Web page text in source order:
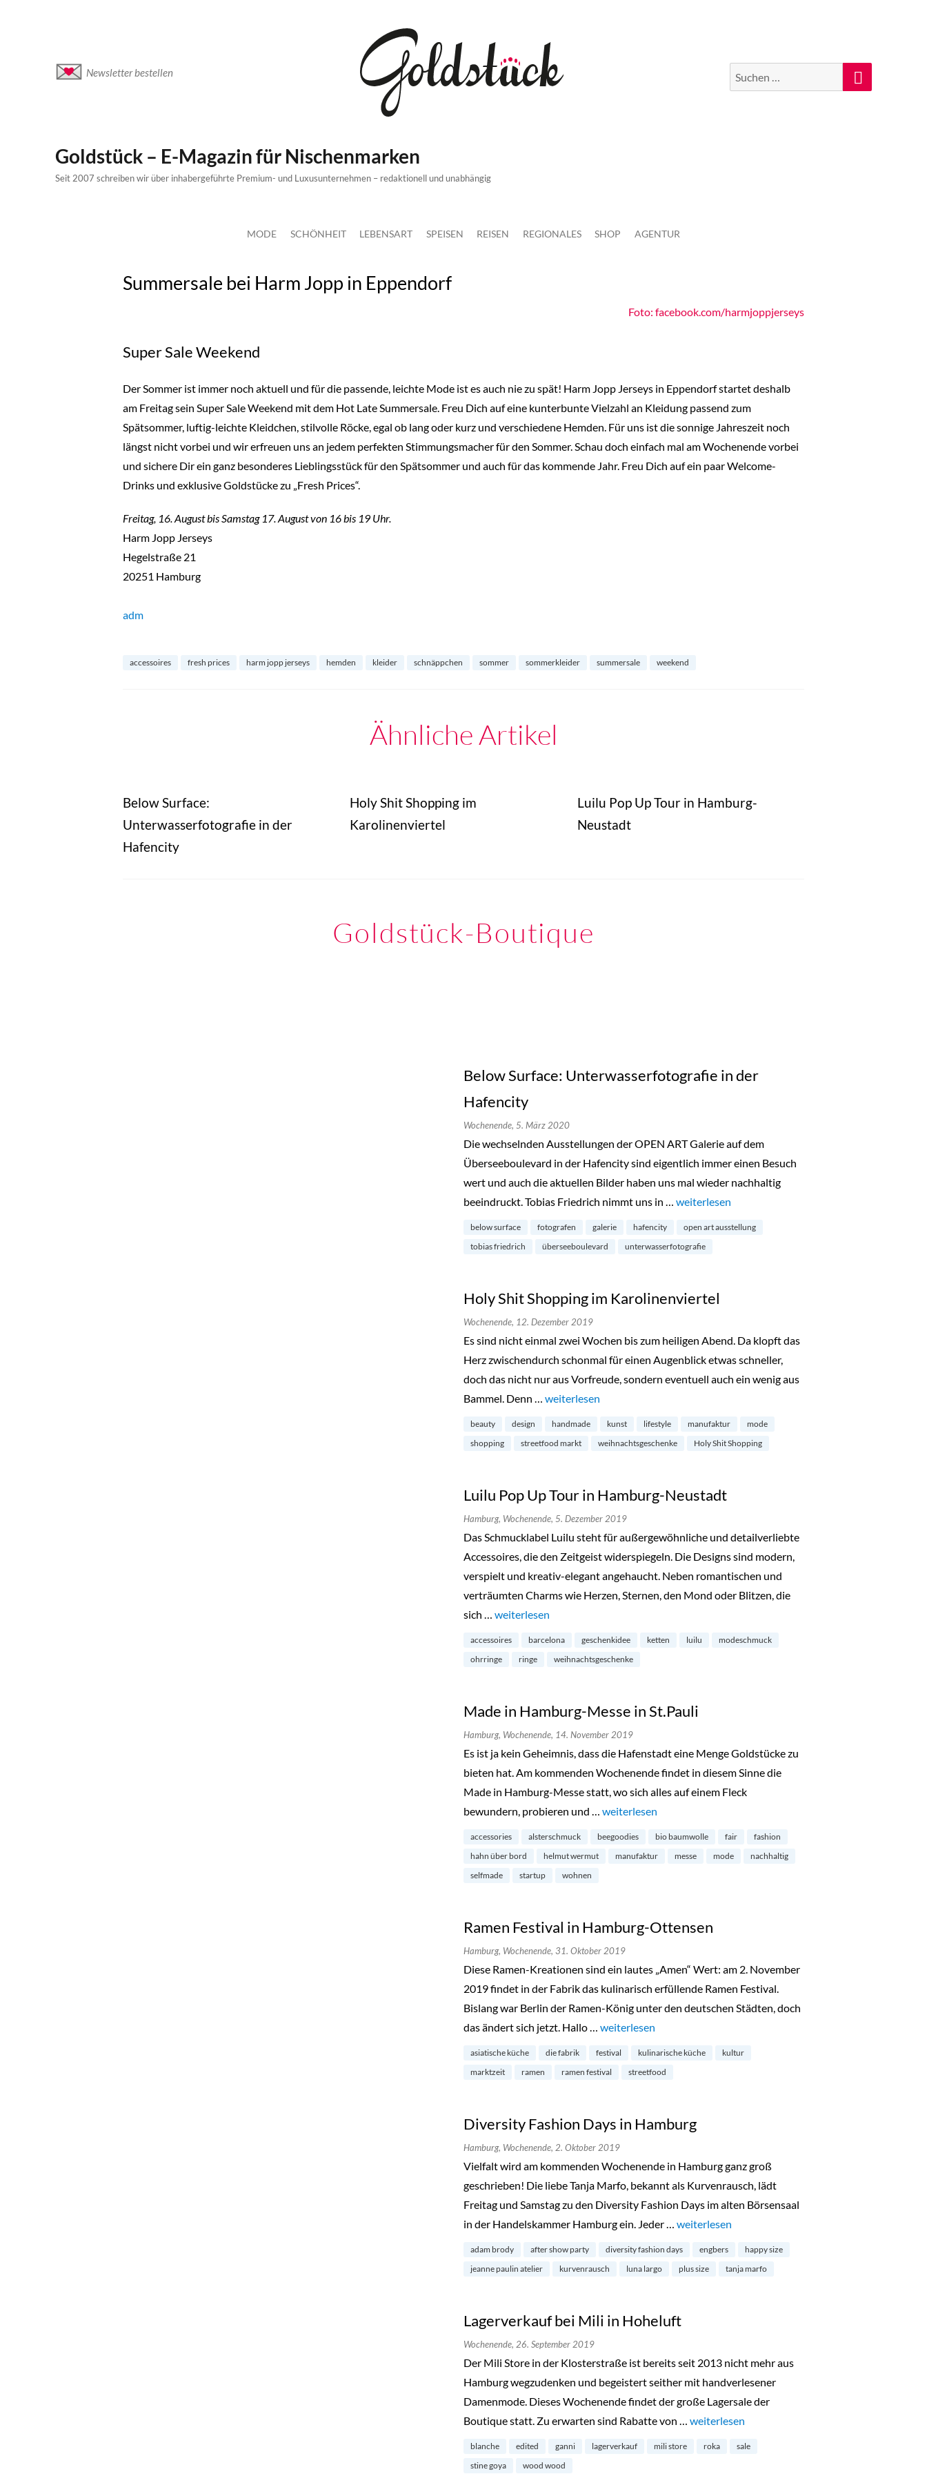
Newsletter bestellen
Suche
nach:
Suchen
Goldstück – E-Magazin für Nischenmarken
Seit 2007 schreiben wir über inhabergeführte Premium- und Luxusunternehmen – redaktionell und unabhängig
MODE SCHÖNHEIT LEBENSART SPEISEN REISEN REGIONALES SHOP AGENTUR
Summersale bei Harm Jopp in Eppendorf
Foto: facebook.com/harmjoppjerseys
Super Sale Weekend
Der Sommer ist immer noch aktuell und für die passende, leichte Mode ist es auch nie zu spät! Harm Jopp Jerseys in Eppendorf startet deshalb
am Freitag sein Super Sale Weekend mit dem Hot Late Summersale. Freu Dich auf eine kunterbunte Vielzahl an Kleidung passend zum
Spätsommer, luftig-leichte Kleidchen, stilvolle Röcke, egal ob lang oder kurz und verschiedene Hemden. Für uns ist die sonnige Jahreszeit noch
längst nicht vorbei und wir erfreuen uns an jedem perfekten Stimmungsmacher für den Sommer. Schau doch einfach mal am Wochenende vorbei
und sichere Dir ein ganz besonderes Lieblingsstück für den Spätsommer und auch für das kommende Jahr. Freu Dich auf ein paar Welcome-
Drinks und exklusive Goldstücke zu „Fresh Prices“.
Freitag, 16. August bis Samstag 17. August von 16 bis 19 Uhr.
Harm Jopp Jerseys
Hegelstraße 21
20251 Hamburg
adm
accessoires fresh prices harm jopp jerseys hemden kleider schnäppchen sommer sommerkleider summersale weekend
Ähnliche Artikel
Below Surface:
Unterwasserfotografie in der
Hafencity
Holy Shit Shopping im
Karolinenviertel
Luilu Pop Up Tour in Hamburg-
Neustadt
Goldstück-Boutique
Below Surface: Unterwasserfotografie in der
Hafencity
Wochenende, 5. März 2020
Die wechselnden Ausstellungen der OPEN ART Galerie auf dem
Überseeboulevard in der Hafencity sind eigentlich immer einen Besuch
wert und auch die aktuellen Bilder haben uns mal wieder nachhaltig
beeindruckt. Tobias Friedrich nimmt uns in … „Below Surface: Unterwasserfotografie in der
weiterlesen
below surface fotografen galerie hafencity
open art ausstellung
tobias friedrich
überseeboulevard unterwasserfotografie
Holy Shit Shopping im Karolinenviertel
Wochenende, 12. Dezember 2019
Es sind nicht einmal zwei Wochen bis zum heiligen Abend. Da klopft das
Herz zwischendurch schonmal für einen Augenblick etwas schneller,
doch das nicht nur aus Vorfreude, sondern eventuell auch ein wenig aus
Bammel. Denn … „Holy Shit Shopping im Karolinenviertel“
weiterlesen
beauty design handmade kunst lifestyle manufaktur
mode
shopping
streetfood markt weihnachtsgeschenke Holy Shit Shopping
Luilu Pop Up Tour in Hamburg-Neustadt
Hamburg, Wochenende, 5. Dezember 2019
Das Schmucklabel Luilu steht für außergewöhnliche und detailverliebte
Accessoires, die den Zeitgeist widerspiegeln. Die Designs sind modern,
verspielt und kreativ-elegant angehaucht. Neben romantischen und
verträumten Charms wie Herzen, Sternen, den Mond oder Blitzen, die
sich … „Luilu Pop Up Tour in Hamburg-Neustadt“
weiterlesen
accessoires barcelona geschenkidee ketten luilu
modeschmuck
ohrringe
ringe weihnachtsgeschenke
Made in Hamburg-Messe in St.Pauli
Hamburg, Wochenende, 14. November 2019
Es ist ja kein Geheimnis, dass die Hafenstadt eine Menge Goldstücke zu
bieten hat. Am kommenden Wochenende findet in diesem Sinne die
Made in Hamburg-Messe statt, wo sich alles auf einem Fleck
bewundern, probieren und … „Made in Hamburg-Messe in St.Pauli“
weiterlesen
accessories alsterschmuck beegoodies bio baumwolle fair
fashion
hahn über bord
helmut wermut manufaktur messe mode
nachhaltig
selfmade
startup wohnen
Ramen Festival in Hamburg-Ottensen
Hamburg, Wochenende, 31. Oktober 2019
Diese Ramen-Kreationen sind ein lautes „Amen“ Wert: am 2. November
2019 findet in der Fabrik das kulinarisch erfüllende Ramen Festival.
Bislang war Berlin der Ramen-König unter den deutschen Städten, doch
das ändert sich jetzt. Hallo … „Ramen Festival in Hamburg-Ottensen“
weiterlesen
asiatische küche die fabrik festival kulinarische küche
kultur
marktzeit
ramen ramen festival streetfood
Diversity Fashion Days in Hamburg
Hamburg, Wochenende, 2. Oktober 2019
Vielfalt wird am kommenden Wochenende in Hamburg ganz groß
geschrieben! Die liebe Tanja Marfo, bekannt als Kurvenrausch, lädt
Freitag und Samstag zu den Diversity Fashion Days im alten Börsensaal
in der Handelskammer Hamburg ein. Jeder … „Diversity Fashion Days in Hamburg“
weiterlesen
adam brody after show party diversity fashion days engbers
happy size
jeanne paulin atelier
kurvenrausch luna largo plus size tanja marfo
Lagerverkauf bei Mili in Hoheluft
Wochenende, 26. September 2019
Der Mili Store in der Klosterstraße ist bereits seit 2013 nicht mehr aus
Hamburg wegzudenken und begeistert seither mit handverlesener
Damenmode. Dieses Wochenende findet der große Lagersale der
Boutique statt. Zu erwarten sind Rabatte von … „Lagerverkauf bei Mili in Hoheluft“
weiterlesen
blanche edited ganni lagerverkauf mili store roka
sale
stine goya
wood wood